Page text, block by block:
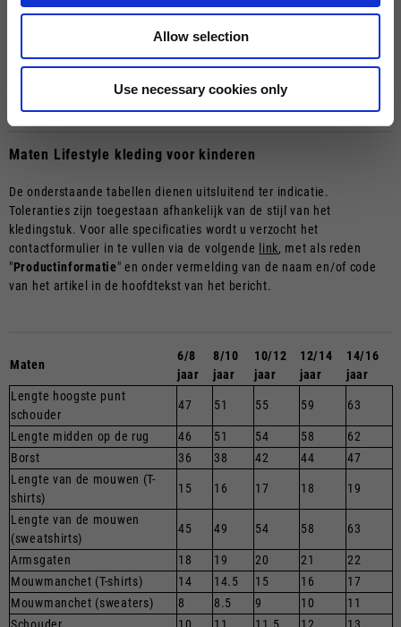
Allow selection
Use necessary cookies only
Lengte mouw vanaf het midden van de
Maten Lifestyle kleding voor kinderen
De onderstaande tabellen dienen uitsluitend ter indicatie.
Toleranties zijn toegestaan afhankelijk van de stijl van het
kledingstuk. Voor alle specificaties wordt u verzocht het
contactformulier in te vullen via de volgende
link, met als reden
"Productinformatie" en onder vermelding van de naam en/of code
van het artikel in de hoofdtekst van het bericht.
Maten
6/8
jaar
8/10
jaar
10/12
jaar
12/14
jaar
14/16
jaar
Lengte hoogste punt
schouder
47 51 55 59 63
Lengte midden op de rug 46 51 54 58
62
Borst
36 38 42 44
47
Lengte van de mouwen (T-
shirts)
15 16 17 18 19
Lengte van de mouwen
(sweatshirts)
45 49 54 58 63
Armsgaten 18 19 20 21
22
Mouwmanchet (T-shirts)
14 14.5 15 16
17
Mouwmanchet (sweaters)
8 8.5 9 10
11